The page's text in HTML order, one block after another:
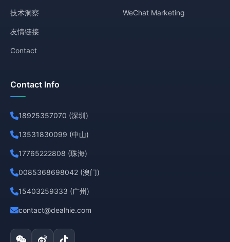
技术洞察
友情链接
Contact
WeChat Marketing
Contact Info
18925357070 (深圳)
13531830099 (中山)
17765222808 (珠海)
0085368698042 (澳门)
15403259333 (广州)
contact@dealhie.com